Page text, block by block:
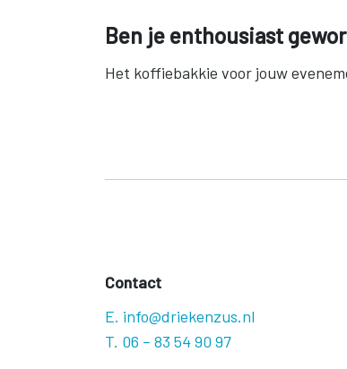
Ben je enthousiast
Het koffiebakkie voor jouw
Contact
E. info@driekenzus.nl
T. 06 – 83 54 90 97